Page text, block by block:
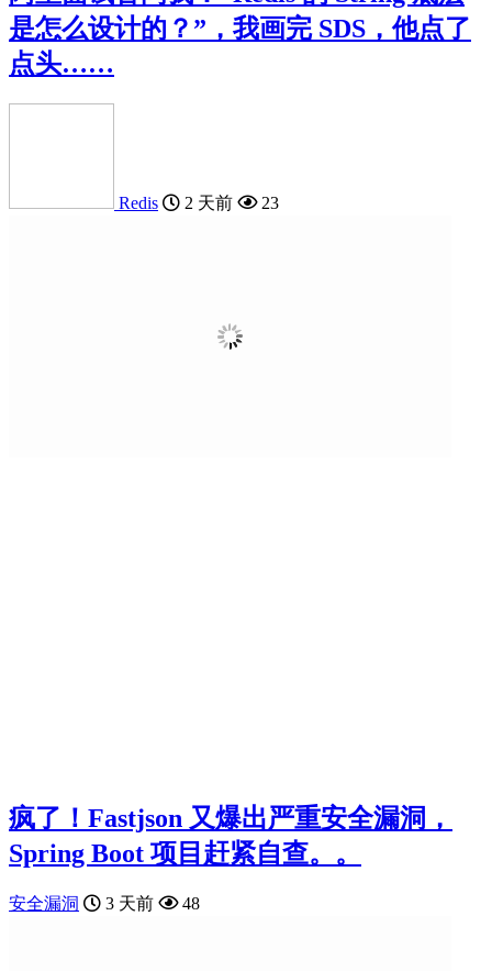
是怎么设计的？”，我画完 SDS，他点了
点头……
Redis 2 天前 23
疯了！Fastjson 又爆出严重安全漏洞，
Spring Boot 项目赶紧自查。。
安全漏洞 3 天前 48